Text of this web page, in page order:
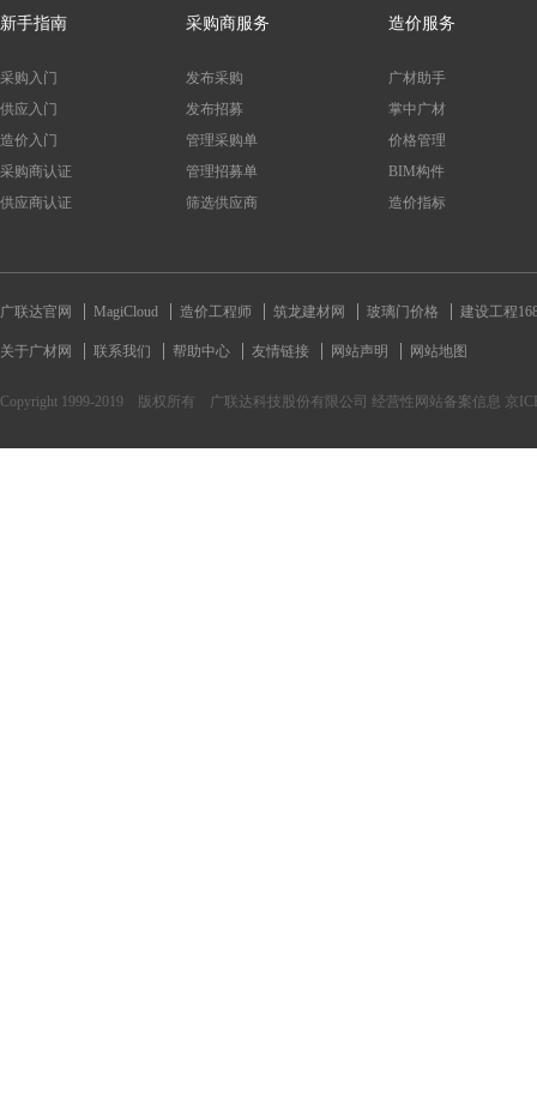
新手指南
采购入门
供应入门
造价入门
采购商认证
供应商认证
采购商服务
发布采购
发布招募
管理采购单
管理招募单
筛选供应商
造价服务
广材助手
掌中广材
价格管理
BIM构件
造价指标
广联达官网 MagiCloud 造价工程师 筑龙建材网 玻璃门价格 建设工程
关于广材网 联系我们 帮助中心 友情链接 网站声明 网站地图
Copyright 1999-2019 版权所有 广联达科技股份有限公司 经营性网站备案信息 京